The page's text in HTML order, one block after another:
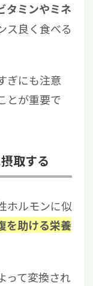
タミンやミネ
ス良く食べる
ぎにも注意
とが重要で
取する
ホルモンに似
を助ける栄養
って変換され